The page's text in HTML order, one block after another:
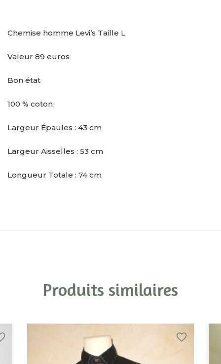
Chemise homme Levi’s Taille L
Valeur 89 euros
Bon état
100 % coton
Largeur Épaules : 43 cm
Largeur Aisselles : 53 cm
Longueur Totale : 74 cm
Produits similaires